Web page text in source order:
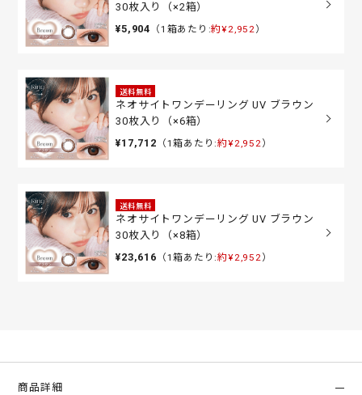
30枚入り（×2箱）
¥5,904 （1箱あたり:約¥2,952）
送料無料
ネオサイトワンデーリング UV ブラウン
30枚入り（×6箱）
¥17,712 （1箱あたり:約¥2,952）
送料無料
ネオサイトワンデーリング UV ブラウン
30枚入り（×8箱）
¥23,616 （1箱あたり:約¥2,952）
商品詳細